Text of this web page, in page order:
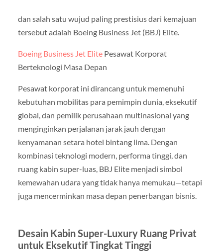
dan salah satu wujud paling prestisius dari kemajuan
tersebut adalah Boeing Business Jet (BBJ) Elite.
Boeing Business Jet ElitePesawat Korporat
Berteknologi Masa Depan
Pesawat korporat ini dirancang untuk memenuhi
kebutuhan mobilitas para pemimpin dunia, eksekutif
global, dan pemilik perusahaan multinasional yang
menginginkan perjalanan jarak jauh dengan
kenyamanan setara hotel bintang lima. Dengan
kombinasi teknologi modern, performa tinggi, dan
ruang kabin super-luas, BBJ Elite menjadi simbol
kemewahan udara yang tidak hanya memukau—tetapi
juga mencerminkan masa depan penerbangan bisnis.
Desain Kabin Super-Luxury Ruang Privat
untuk Eksekutif Tingkat Tinggi